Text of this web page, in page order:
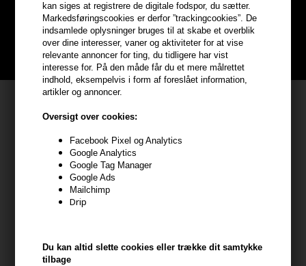
kan siges at registrere de digitale fodspor, du sætter.
Markedsføringscookies er derfor ”trackingcookies”. De
indsamlede oplysninger bruges til at skabe et overblik
over dine interesser, vaner og aktiviteter for at vise
relevante annoncer for ting, du tidligere har vist
interesse for. På den måde får du et mere målrettet
indhold, eksempelvis i form af foreslået information,
artikler og annoncer.
Oversigt over cookies:
Facebook Pixel og Analytics
Google Analytics
Google Tag Manager
Google Ads
Mailchimp
Drip
Du kan altid slette cookies eller trække dit samtykke
tilbage
Bliv helt gratis en del af vores kundeklub og optjen rabatter når du
handler
BLIV GRATIS MEDLEM HER
Kundeservice
Frisenborgvej 6A
7800 Skive
CVR: 44874253
kundeservice@hair247.dk
Modtag tilbud mm